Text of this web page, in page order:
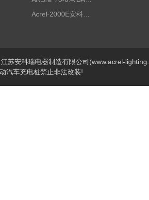
Acrel-2000E安科瑞Acrel配电室综合监控系统
苏安科瑞电器制造有限公司(www.acrel-
汽车充电桩禁止非法改装!